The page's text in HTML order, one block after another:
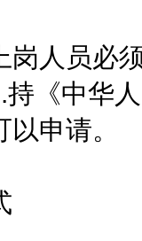
人员必须
《中华
申请。